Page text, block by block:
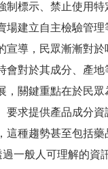
制標示、禁止使用
場建立自主檢驗管
宣導，民眾漸漸對於
會對於其成分、產
，關鍵重點在於民眾
要求提供產品成分
這種趨勢甚至包括藥
一般人可理解的資